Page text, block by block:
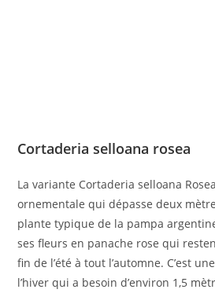
Cortaderia selloana rosea
La variante Cortaderia selloana
ornementale qui dépasse deux
plante typique de la pampa
ses fleurs en panache rose qui
fin de l’été à tout l’automne. C’est
l’hiver qui a besoin d’environ 1,5